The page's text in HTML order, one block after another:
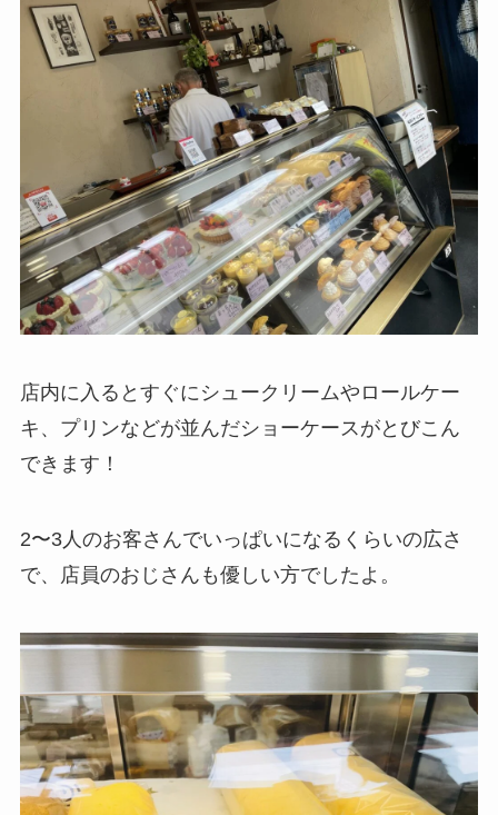
店内に入るとすぐにシュークリームやロールケー
キ、プリンなどが並んだショーケースがとびこん
できます！
2〜3人のお客さんでいっぱいになるくらいの広さ
で、店員のおじさんも優しい方でしたよ。